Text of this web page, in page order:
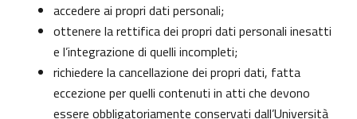
accedere ai propri dati personali;
ottenere la rettifica dei propri dati personali inesatti
e l’integrazione di quelli incompleti;
richiedere la cancellazione dei propri dati, fatta
eccezione per quelli contenuti in atti che devono
essere obbligatoriamente conservati dall’Università